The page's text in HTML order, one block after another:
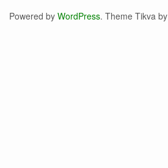
Powered by WordPress. Theme Tikva by